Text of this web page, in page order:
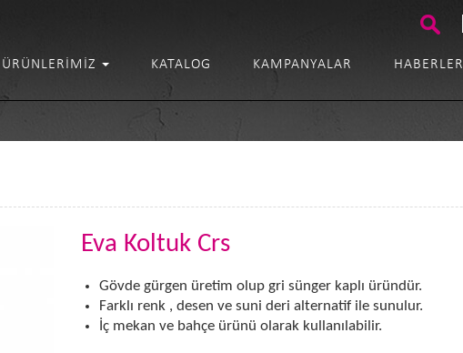
ÜRÜNLERIMIZ KATALOG KAMPANYALAR HABERLER
Eva Koltuk Crs
Gövde gürgen üretim olup gri sünger kaplı üründür.
Farklı renk , desen ve suni deri alternatif ile sunulur.
İç mekan ve bahçe ürünü olarak kullanılabilir.